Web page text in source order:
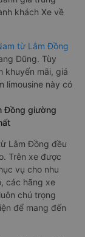
khách Xe về
từ Lâm Đồng
Dũng. Tùy
khuyến mãi, giá
limousine này có
Đồng giường
Lâm Đồng đều
Trên xe được
vụ cho nhu
các hãng xe
chú trọng
để mang đến